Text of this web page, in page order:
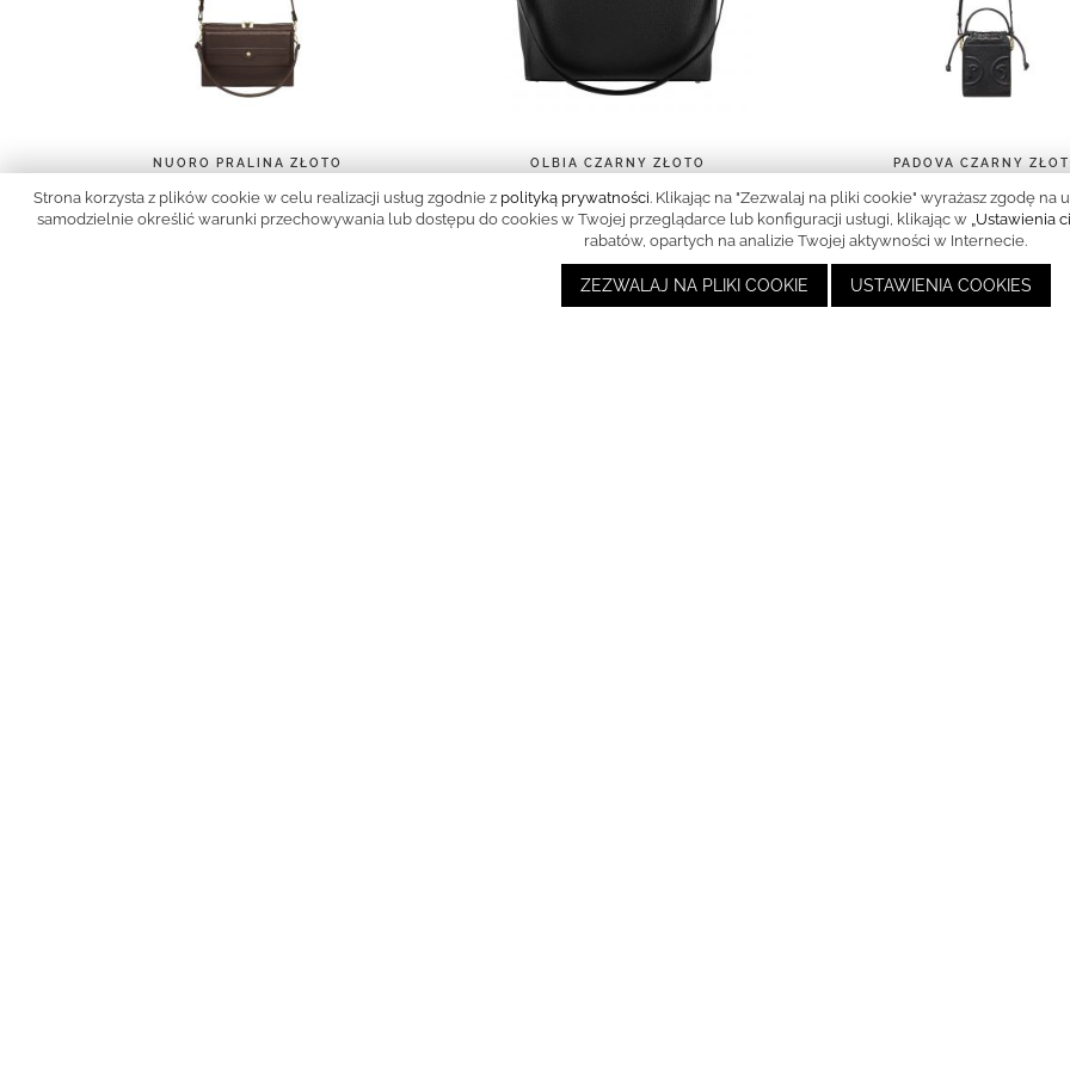
NUORO PRALINA ZŁOTO
2 100,00 zł
OLBIA CZARNY ZŁOTO
2 200,00 zł
PADOVA CZARNY
1 600,00 zł
Strona korzysta z plików cookie w celu realizacji usług zgodnie z polityką prywatności. Klikając na "Zezwalaj na pliki cookie" wyrażasz zgodę
samodzielnie określić warunki przechowywania lub dostępu do cookies w Twojej przeglądarce lub konfiguracji usługi, klikając w „Ustawienia
rabatów, opartych na analizie Twojej aktywności w Internecie.
ZEZWALAJ NA PLIKI COOKIE USTAWIENIA COOKIES